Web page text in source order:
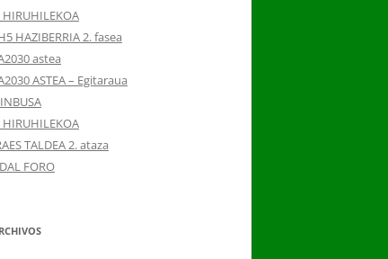
HIRUHILEKOA
HAZIBERRIA 2. fasea
astea
ASTEA – Egitaraua
HIRUHILEKOA
TALDEA 2. ataza
FORO